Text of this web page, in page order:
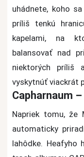
uhádnete, koho
príliš tenkú
kapelami, na
balansovať nad
niektorých príliš
vyskytnúť viackrát
Capharnaum
Napriek tomu, že
automaticky
lahôdke.